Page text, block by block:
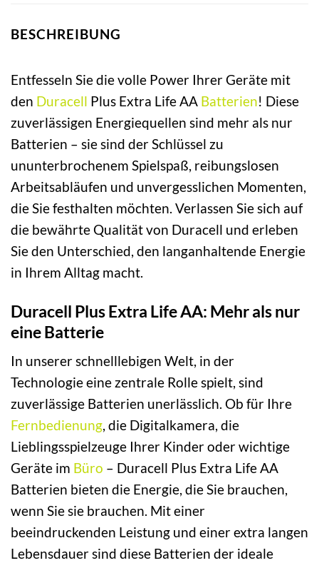
BESCHREIBUNG
Entfesseln Sie die volle Power Ihrer Geräte mit
den Duracell Plus Extra Life AA Batterien! Diese
zuverlässigen Energiequellen sind mehr als nur
Batterien – sie sind der Schlüssel zu
ununterbrochenem Spielspaß, reibungslosen
Arbeitsabläufen und unvergesslichen Momenten,
die Sie festhalten möchten. Verlassen Sie sich auf
die bewährte Qualität von Duracell und erleben
Sie den Unterschied, den langanhaltende Energie
in Ihrem Alltag macht.
Duracell Plus Extra Life AA: Mehr als nur
eine Batterie
In unserer schnelllebigen Welt, in der
Technologie eine zentrale Rolle spielt, sind
zuverlässige Batterien unerlässlich. Ob für Ihre
Fernbedienung, die Digitalkamera, die
Lieblingsspielzeuge Ihrer Kinder oder wichtige
Geräte im Büro – Duracell Plus Extra Life AA
Batterien bieten die Energie, die Sie brauchen,
wenn Sie sie brauchen. Mit einer
beeindruckenden Leistung und einer extra langen
Lebensdauer sind diese Batterien der ideale